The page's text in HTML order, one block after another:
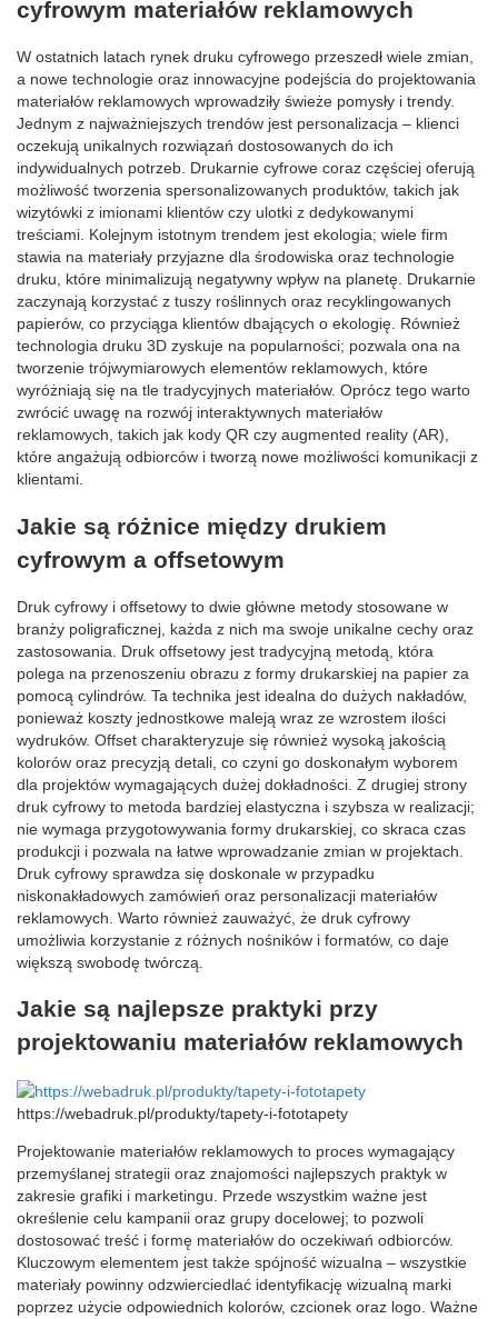
cyfrowym materiałów reklamowych
W ostatnich latach rynek druku cyfrowego przeszedł wiele zmian,
a nowe technologie oraz innowacyjne podejścia do projektowania
materiałów reklamowych wprowadziły świeże pomysły i trendy.
Jednym z najważniejszych trendów jest personalizacja – klienci
oczekują unikalnych rozwiązań dostosowanych do ich
indywidualnych potrzeb. Drukarnie cyfrowe coraz częściej oferują
możliwość tworzenia spersonalizowanych produktów, takich jak
wizytówki z imionami klientów czy ulotki z dedykowanymi
treściami. Kolejnym istotnym trendem jest ekologia; wiele firm
stawia na materiały przyjazne dla środowiska oraz technologie
druku, które minimalizują negatywny wpływ na planetę. Drukarnie
zaczynają korzystać z tuszy roślinnych oraz recyklingowanych
papierów, co przyciąga klientów dbających o ekologię. Również
technologia druku 3D zyskuje na popularności; pozwala ona na
tworzenie trójwymiarowych elementów reklamowych, które
wyróżniają się na tle tradycyjnych materiałów. Oprócz tego warto
zwrócić uwagę na rozwój interaktywnych materiałów
reklamowych, takich jak kody QR czy augmented reality (AR),
które angażują odbiorców i tworzą nowe możliwości komunikacji z
klientami.
Jakie są różnice między drukiem
cyfrowym a offsetowym
Druk cyfrowy i offsetowy to dwie główne metody stosowane w
branży poligraficznej, każda z nich ma swoje unikalne cechy oraz
zastosowania. Druk offsetowy jest tradycyjną metodą, która
polega na przenoszeniu obrazu z formy drukarskiej na papier za
pomocą cylindrów. Ta technika jest idealna do dużych nakładów,
ponieważ koszty jednostkowe maleją wraz ze wzrostem ilości
wydruków. Offset charakteryzuje się również wysoką jakością
kolorów oraz precyzją detali, co czyni go doskonałym wyborem
dla projektów wymagających dużej dokładności. Z drugiej strony
druk cyfrowy to metoda bardziej elastyczna i szybsza w realizacji;
nie wymaga przygotowywania formy drukarskiej, co skraca czas
produkcji i pozwala na łatwe wprowadzanie zmian w projektach.
Druk cyfrowy sprawdza się doskonale w przypadku
niskonakładowych zamówień oraz personalizacji materiałów
reklamowych. Warto również zauważyć, że druk cyfrowy
umożliwia korzystanie z różnych nośników i formatów, co daje
większą swobodę twórczą.
Jakie są najlepsze praktyki przy
projektowaniu materiałów reklamowych
https://webadruk.pl/produkty/tapety-i-fototapety
Projektowanie materiałów reklamowych to proces wymagający
przemyślanej strategii oraz znajomości najlepszych praktyk w
zakresie grafiki i marketingu. Przede wszystkim ważne jest
określenie celu kampanii oraz grupy docelowej; to pozwoli
dostosować treść i formę materiałów do oczekiwań odbiorców.
Kluczowym elementem jest także spójność wizualna – wszystkie
materiały powinny odzwierciedlać identyfikację wizualną marki
poprzez użycie odpowiednich kolorów, czcionek oraz logo. Ważne